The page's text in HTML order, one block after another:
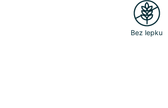
Bez lepku